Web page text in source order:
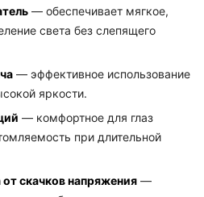
— обеспечивает мягкое,
света без слепящего
— эффективное использование
яркости.
— комфортное для глаз
при длительной
скачков напряжения —